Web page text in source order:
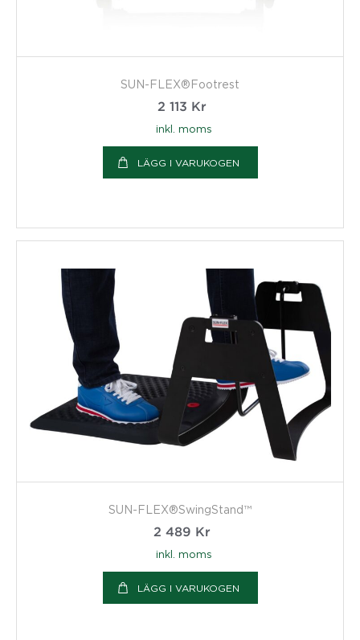
SUN-FLEX®Footrest
2 113 Kr
inkl. moms
LÄGG I VARUKOGEN
SUN-FLEX®SwingStand™
2 489 Kr
inkl. moms
LÄGG I VARUKOGEN